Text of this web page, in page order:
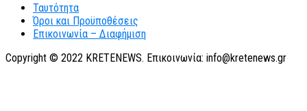
Ταυτότητα
Όροι και Προϋποθέσεις
Επικοινωνία – Διαφήμιση
Copyright © 2022 KRETENEWS. Επικοινωνία: info@kretenews.gr